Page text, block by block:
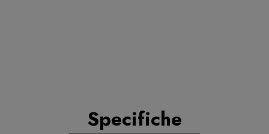
Specifiche